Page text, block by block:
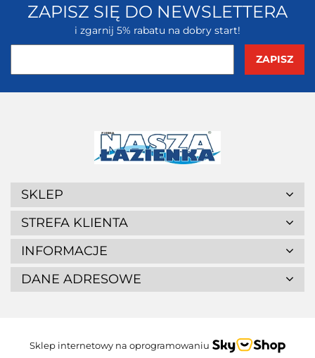
ZAPISZ SIĘ DO NEWSLETTERA
i zgarnij 5% rabatu na dobry start!
SKLEP
STREFA KLIENTA
INFORMACJE
DANE ADRESOWE
Sklep internetowy na oprogramowaniu